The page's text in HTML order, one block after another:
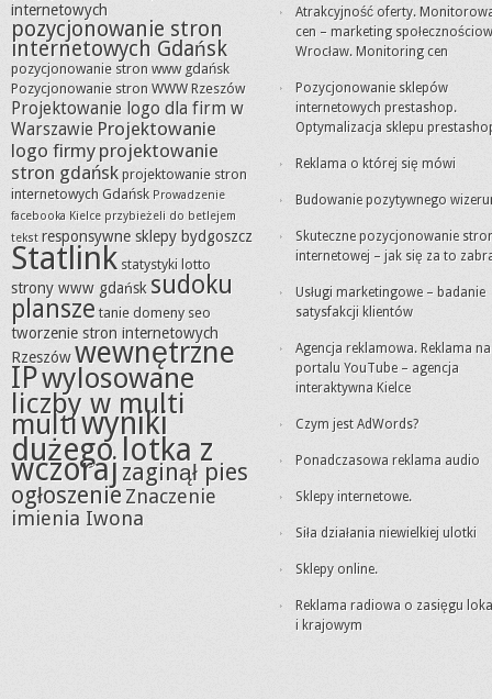
internetowych
pozycjonowanie stron
internetowych Gdańsk
pozycjonowanie stron www gdańsk
Pozycjonowanie stron WWW Rzeszów
Projektowanie logo dla firm w
Warszawie Projektowanie
logo firmy projektowanie
stron gdańsk projektowanie stron
internetowych Gdańsk Prowadzenie
facebooka Kielce przybieżeli do betlejem
tekst responsywne sklepy bydgoszcz
Statlink statystyki lotto
strony www gdańsk sudoku
plansze tanie domeny seo
tworzenie stron internetowych
Rzeszówwewnętrzne
IPwylosowane
liczby w multi
multiwyniki
dużego lotka z
wczoraj zaginął pies
ogłoszenieZnaczenie
imienia Iwona
Atrakcyjność oferty.
cen – marketing
Wrocław. Monitoring cen
Pozycjonowanie sklepów
internetowych prestashop.
Optymalizacja sklepu
Reklama o której się mówi
Budowanie pozytywnego
Skuteczne pozycjonowanie
internetowej – jak się za to
Usługi marketingowe – badanie
satysfakcji klientów
Agencja reklamowa. Reklama na
portalu YouTube – agencja
interaktywna Kielce
Czym jest AdWords?
Ponadczasowa reklama audio
Sklepy internetowe.
Siła działania niewielkiej ulotki
Sklepy online.
Reklama radiowa o zasięgu
i krajowym